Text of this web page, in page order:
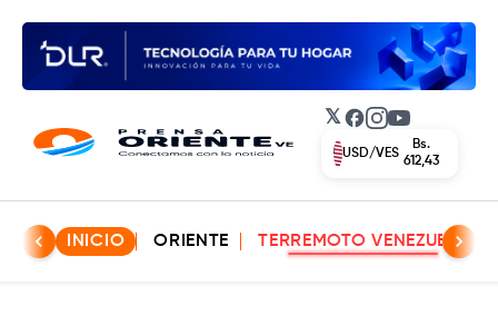
𝕏 Facebook
Instagram
YouTube
USD/VES
Bs.
612,43
INICIO ORIENTE TERREMOTO VENEZUELA